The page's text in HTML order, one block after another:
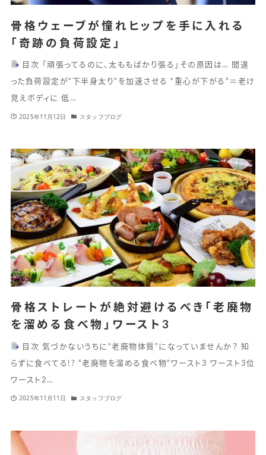
骨格ウェーブが憧れヒップを手に入れる
「奇跡の負荷設定」
目次 「頑張ってるのに、太ももばかり張る」その原因は… 間違
った負荷設定が“下半身太り”を加速させる “重心が下がる”＝老け
見えボディに 低…
2025年11月12日 スタッフブログ
骨格ストレートが絶対避けるべき「老廃物
を溜める食べ物」ワースト3
目次 気づかないうちに“老廃物体質”になっていませんか？ 知
らずに食べてる!? “老廃物を溜める食べ物”ワースト3 ワースト3位
ワースト2…
2025年11月11日 スタッフブログ